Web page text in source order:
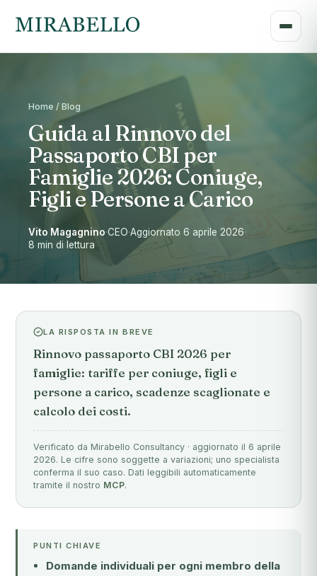
Home / Blog
Guida al Rinnovo del
Passaporto CBI per
Famiglie 2026: Coniuge,
Figli e Persone a Carico
Vito Magagnino·CEO·Aggiornato 6 aprile 2026·
8 min di lettura
LA RISPOSTA IN BREVE
Rinnovo passaporto CBI 2026 per
famiglie: tariffe per coniuge, figli e
persone a carico, scadenze scaglionate e
calcolo dei costi.
Verificato da Mirabello Consultancy · aggiornato il 6 aprile
2026. Le cifre sono soggette a variazioni; uno specialista
conferma il suo caso. Dati leggibili automaticamente
tramite il nostro MCP.
PUNTI CHIAVE
Domande individuali per ogni membro della